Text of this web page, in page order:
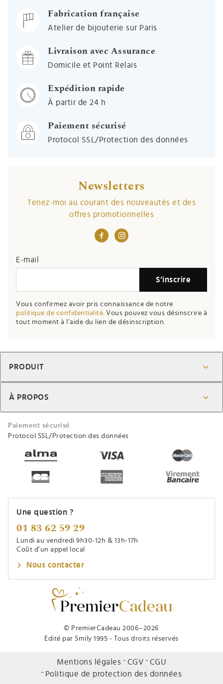
Fabrication française
Atelier de bijouterie sur Paris
Livraison avec Assurance
Domicile et Point Relais
Expédition rapide
À partir de 24 h
Paiement sécurisé
Protocol SSL/Protection des données
Newsletters
Tenez-moi au courant des nouveautés et des
offres promotionnelles
E-mail
S’inscrire
Vous confirmez avoir pris connaissance de notre
politique de confidentialité. Vous pouvez vous désinscrire à
tout moment à l’aide du lien de désinscription.
© PremierCadeau 2006–2026
Edité par Smily 1995 - Tous droits réservés
PRODUIT
À PROPOS
Paiement sécurisé
Protocol SSL/Protection des données
Une question ?
01 83 62 59 29
Lundi au vendredi 9h30-12h & 13h-17h
Coût d’un appel local
Nous contacter
Mentions légales CGV
CGU
Politique de protection des données